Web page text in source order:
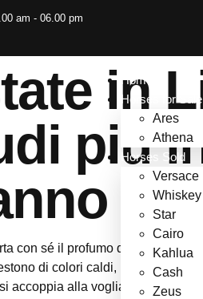
am - 06.00 pm
Home
Horses for Sale
Ares
Athena
Horses Sold
Versace
Whiskey
Star
Cairo
Kahlua
Cash
Zeus
in
più
con sé il profumo del mare, le
di colori caldi, le luci
accoppia alla voglia di vincere,